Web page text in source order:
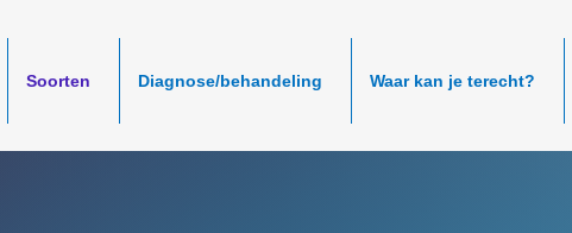
Soorten Diagnose/behandeling Waar kan je terecht?